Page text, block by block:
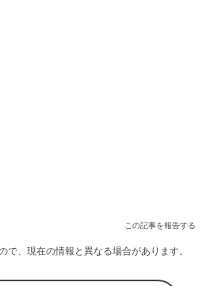
この記事を報告する
、現在の情報と異なる場合があります。